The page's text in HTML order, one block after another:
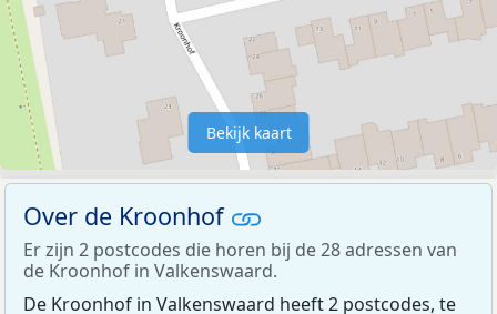
Bekijk kaart
Over de Kroonhof
Er zijn 2 postcodes die horen bij de 28 adressen van
de Kroonhof in Valkenswaard.
De Kroonhof in Valkenswaard heeft 2 postcodes, te